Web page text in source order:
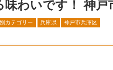
わいです！ 神戸
カテゴリー 兵庫県 神戸市兵庫区